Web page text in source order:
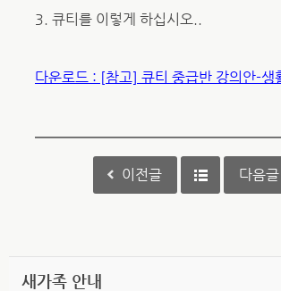
3. 큐티를 이렇게 하십시오..
다운로드 : [참고] 큐티 중급반 강의안-생
이전글 다음글
새가족 안내